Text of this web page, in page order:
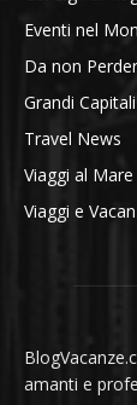
Eventi nel
Da non
Grandi Capitali
Travel News
Viaggi al Mare
Viaggi e
amanti e